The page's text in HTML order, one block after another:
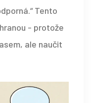
Tento
- protože
ale naučit